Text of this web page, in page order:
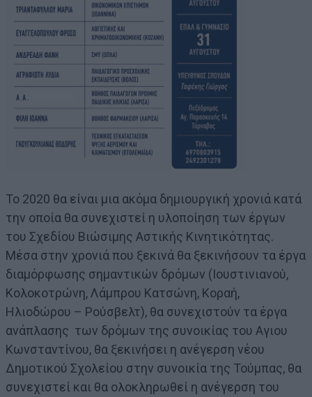
Το 2020 θα είναι μια ακόμα δημιουργική χρονιά κατά
την οποία θα συνεχιστεί η υλοποίηση των έργων
του Σχεδίου Βιώσιμης Αστικής Κινητικότητας.
Μέσα στην χρονιά που ξεκινά θα ξεκινήσουν τα έργα
διαμόρφωσης σημαντικών δρόμων (Ιουστινιανού,
Κολοκοτρώνη, Λάμπρου Κατσώνη, Κοραή,
Ηλιοδώρου – Ρούσβελτ), θα συνεχιστούν τα έργα
ανάπλασης των δρόμων της συνοικίας του Αγιου
Κωνσταντίνου, θα ξεκινήσει η ανέγερση νέου
Δημοτικού Σχολείου στην συνοικία της Τούμπας, θα
συνεχιστεί και θα ολοκληρωθεί η ανέγερση του